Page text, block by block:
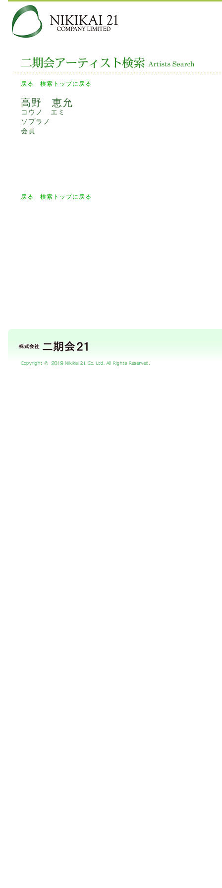
戻る 検索トップに戻る
高野 恵允
コウノ エミ
ソプラノ
会員
戻る 検索トップに戻る